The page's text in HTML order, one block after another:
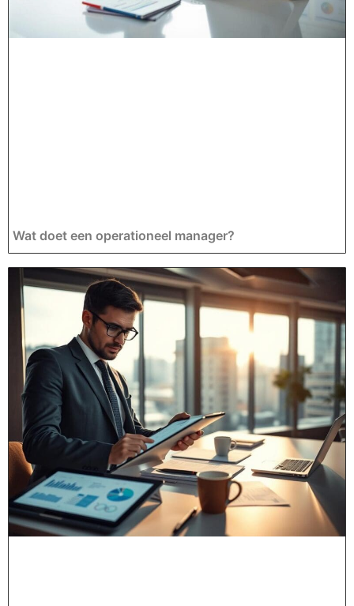
Wat doet een operationeel manager?